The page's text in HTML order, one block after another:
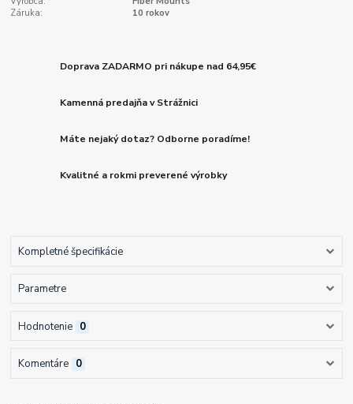
Záruka:
10 rokov
Doprava ZADARMO pri nákupe nad 64,95€
Kamenná predajňa v Strážnici
Máte nejaký dotaz? Odborne poradíme!
Kvalitné a rokmi preverené výrobky
Kompletné špecifikácie
Parametre
Hodnotenie 0
Komentáre 0